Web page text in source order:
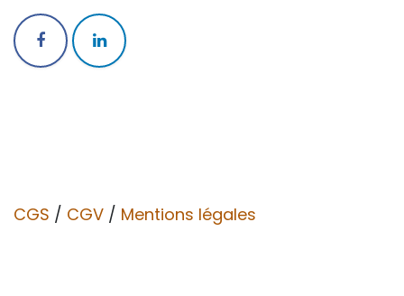
CGS / CGV​​ / Mentions légales